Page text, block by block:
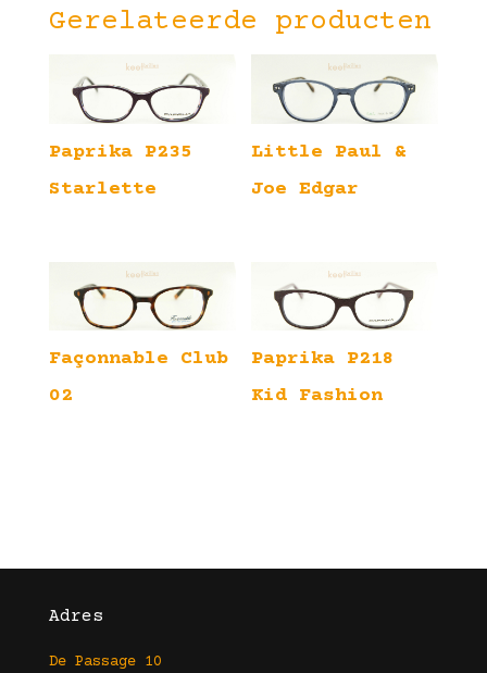
Gerelateerde producten
Paprika P235
Starlette
Little Paul &
Joe Edgar
Façonnable Club
02
Paprika P218
Kid Fashion
Adres
De Passage 10